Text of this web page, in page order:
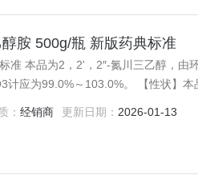
胺 500g/瓶 新版药典标准
准 本品为2，2'，2″-氮川三乙醇，由
应为99.0%～103.0%。 【性状】本
： 经销商 更新日期： 2026-01-13